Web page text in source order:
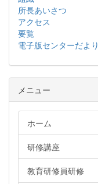
所長あいさつ
アクセス
要覧
電子版センターだより
メニュー
ホーム
研修講座
教育研修員研修